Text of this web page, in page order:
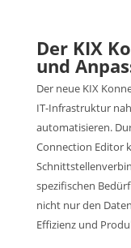
Der KIX
und
Der neue KIX
IT-Infrastruktur
automatisieren.
Connection Editor
spezifischen
nicht nur den
Effizienz und